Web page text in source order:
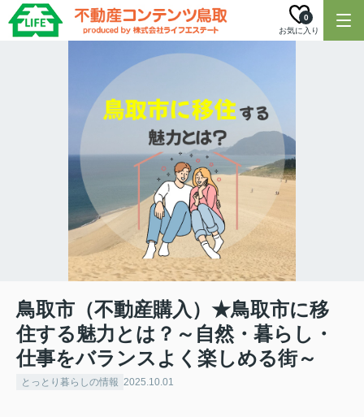
お気に入り
0
鳥取市（不動産購入）★鳥取市に移
住する魅力とは？～自然・暮らし・
仕事をバランスよく楽しめる街～
とっとり暮らしの情報 2025.10.01